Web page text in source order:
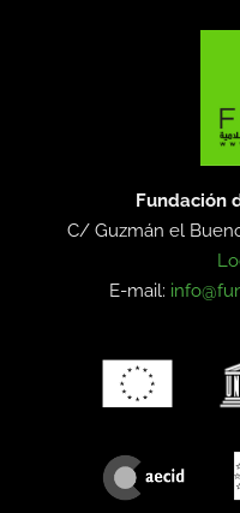
Fundación
C/ Guzmán el
E-mail: